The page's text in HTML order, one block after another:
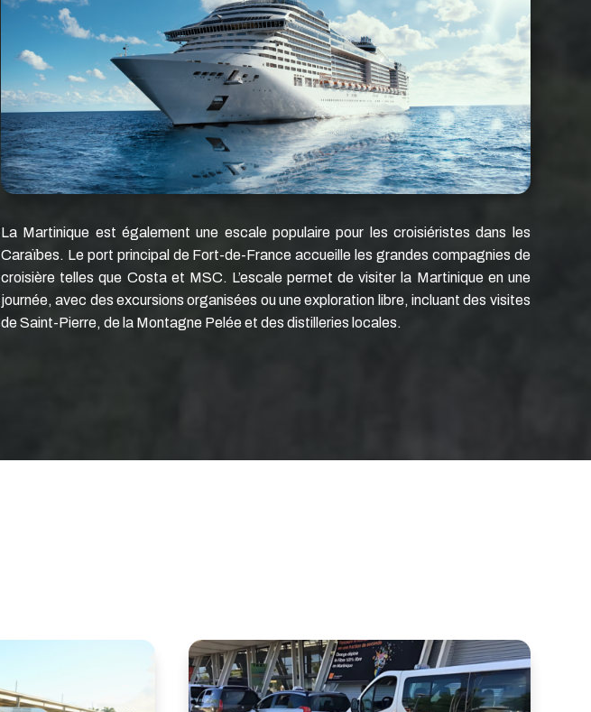
La Martinique est également une escale populaire pour les croisiéristes dans les
Caraïbes. Le port principal de Fort-de-France accueille les grandes compagnies de
croisière telles que Costa et MSC. L’escale permet de visiter la Martinique en une
journée, avec des excursions organisées ou une exploration libre, incluant des visites
de Saint-Pierre, de la Montagne Pelée et des distilleries locales.